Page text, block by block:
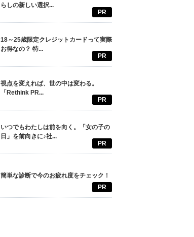
らしの新しい選択...
PR
18～25歳限定クレジットカードって実際
お得なの？ 特...
PR
視点を変えれば、世の中は変わる。
「Rethink PR...
PR
いつでもわたしは前を向く。「女の子の
日」を前向きに♪社...
PR
簡単な診断で今のお疲れ度をチェック！
PR